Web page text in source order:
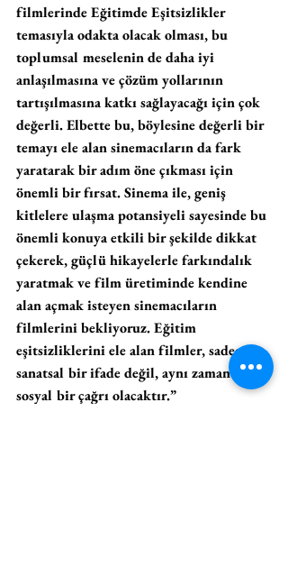
filmlerinde Eğitimde Eşitsizlikler
temasıyla odakta olacak olması, bu
toplumsal meselenin de daha iyi
anlaşılmasına ve çözüm yollarının
tartışılmasına katkı sağlayacağı için çok
değerli. Elbette bu, böylesine değerli bir
temayı ele alan sinemacıların da fark
yaratarak bir adım öne çıkması için
önemli bir fırsat. Sinema ile, geniş
kitlelere ulaşma potansiyeli sayesinde bu
önemli konuya etkili bir şekilde dikkat
çekerek, güçlü hikayelerle farkındalık
yaratmak ve film üretiminde kendine
alan açmak isteyen sinemacıların
filmlerini bekliyoruz. Eğitim
eşitsizliklerini ele alan filmler, sadece
sanatsal bir ifade değil, aynı zamanda
sosyal bir çağrı olacaktır.”